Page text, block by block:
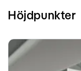
Höjdpunkter